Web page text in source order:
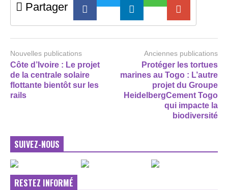
Partager
Nouvelles publications
Côte d’Ivoire : Le projet
de la centrale solaire
flottante bientôt sur les
rails
Anciennes publications
Protéger les tortues
marines au Togo : L’autre
projet du Groupe
HeidelbergCement Togo
qui impacte la
biodiversité
SUIVEZ-NOUS
RESTEZ INFORMÉ